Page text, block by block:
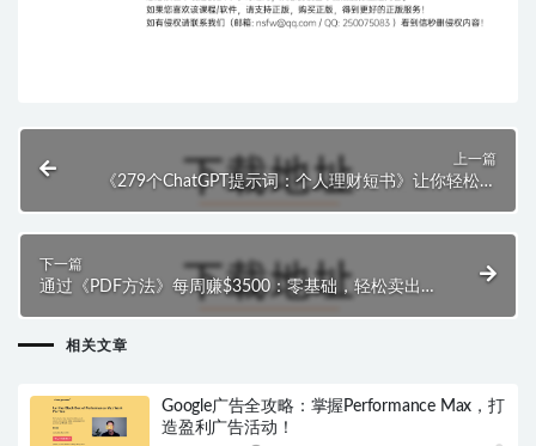
上一篇
《279个ChatGPT提示词：个人理财短书》让你轻松在
下一篇
通过《PDF方法》每周赚$3500：零基础，轻松卖出高
相关文章
Google广告全攻略：掌握Performance Max，打
造盈利广告活动！